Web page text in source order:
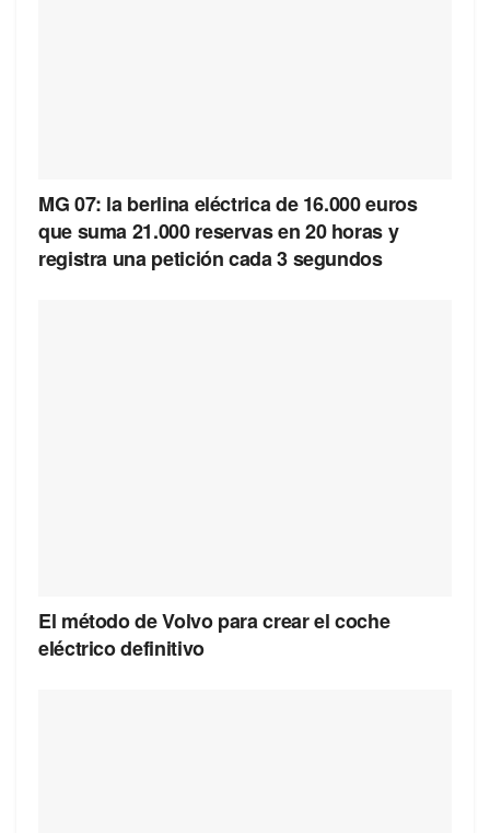
MG 07: la berlina eléctrica de 16.000 euros
que suma 21.000 reservas en 20 horas y
registra una petición cada 3 segundos
El método de Volvo para crear el coche
eléctrico definitivo